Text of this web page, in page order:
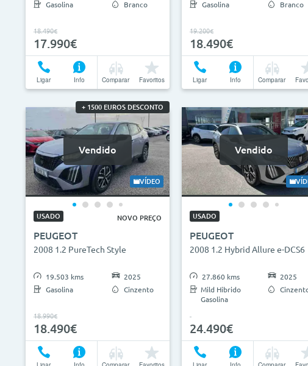
Gasolina
Branco
18.490€
17.990€
Ligar Info Comparar Favoritos
Gasolina
Branco
19.200€
18.490€
Ligar Info Comparar
+ 1500 EUROS DESCONTO
Vendido
VÍDEO
USADO NOVO PREÇO
PEUGEOT
2008 1.2 PureTech Style
19.503 kms
Gasolina
2025
Cinzento
18.990€
18.490€
Vendido
USADO
PEUGEOT
2008 1.2 Hybrid Allure e-DCS6
27.860 kms
Mild Hibrido
Gasolina
2025
24.490€